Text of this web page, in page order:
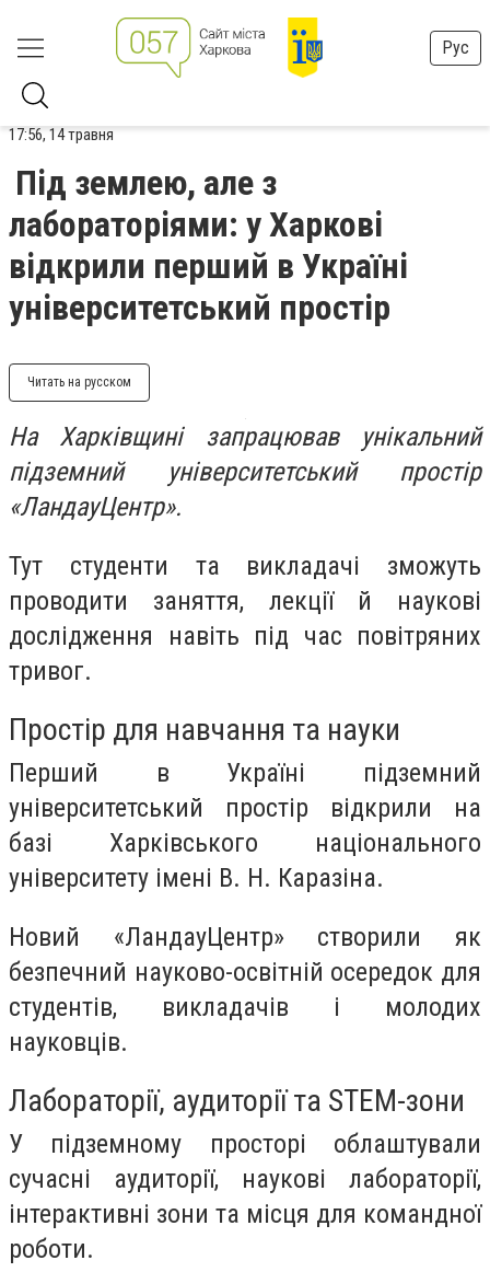
Рус
17:56, 14 травня
Під землею, але з
лабораторіями: у Харкові
відкрили перший в Україні
університетський простір
Читать на русском
На Харківщині запрацював унікальний
підземний університетський простір
«ЛандауЦентр».
Тут студенти та викладачі зможуть
проводити заняття, лекції й наукові
дослідження навіть під час повітряних
тривог.
Простір для навчання та науки
Перший в Україні підземний
університетський простір відкрили на
базі Харківського національного
університету імені В. Н. Каразіна.
Новий «ЛандауЦентр» створили як
безпечний науково-освітній осередок для
студентів, викладачів і молодих
науковців.
Лабораторії, аудиторії та STEM-зони
У підземному просторі облаштували
сучасні аудиторії, наукові лабораторії,
інтерактивні зони та місця для командної
роботи.